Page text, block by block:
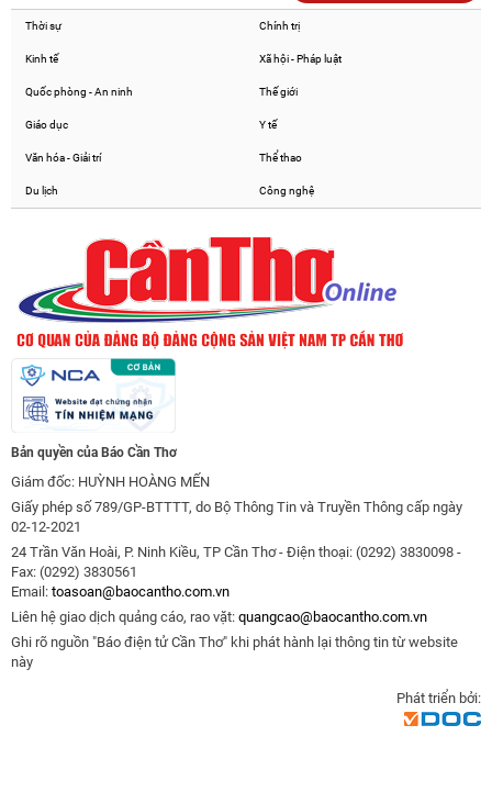
Thời sự Chính trị
Kinh tế Xã hội - Pháp luật
Quốc phòng - An ninh Thế giới
Giáo dục Y tế
Văn hóa - Giải trí Thể thao
Du lịch Công nghệ
Bản quyền của Báo Cần Thơ
Giám đốc: HUỲNH HOÀNG MẾN
Giấy phép số 789/GP-BTTTT, do Bộ Thông Tin và Truyền Thông cấp ngày
02-12-2021
24 Trần Văn Hoài, P. Ninh Kiều, TP Cần Thơ - Điện thoại: (0292) 3830098 -
Fax: (0292) 3830561
Email: toasoan@baocantho.com.vn
Liên hệ giao dịch quảng cáo, rao vặt: quangcao@baocantho.com.vn
Ghi rõ nguồn "Báo điện tử Cần Thơ" khi phát hành lại thông tin từ website
này
Phát triển bởi: